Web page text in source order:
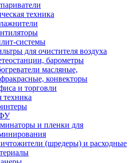
техника
системы
для очистителя воздуха
барометры
масляные,
конвекторы
и торговли
и пленки для
(шредеры) и расходные